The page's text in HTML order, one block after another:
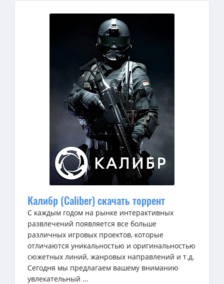
Калибр (Caliber) скачать торрент
С каждым годом на рынке интерактивных
развлечений появляется все больше
различных игровых проектов, которые
отличаются уникальностью и оригинальностью
сюжетных линий, жанровых направлений и т.д.
Сегодня мы предлагаем вашему вниманию
увлекательный ...